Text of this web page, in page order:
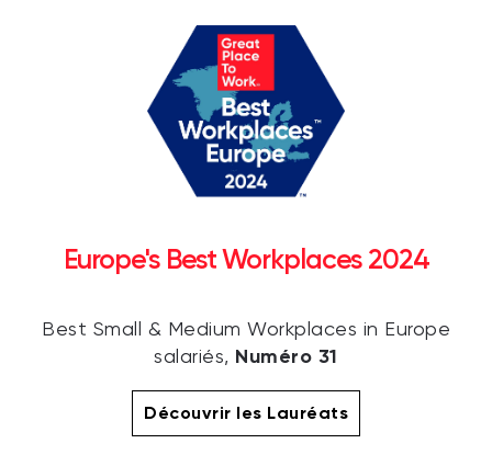
Europe's Best Workplaces 2024
Best Small & Medium Workplaces in Europe
salariés, Numéro 31
Découvrir les Lauréats